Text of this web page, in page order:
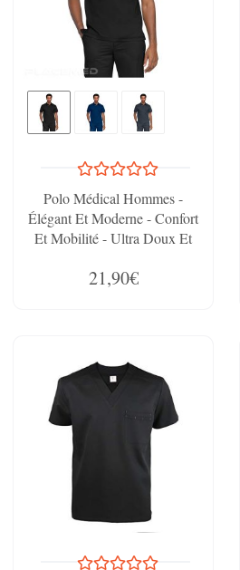
Polo Médical Hommes -
Élégant Et Moderne - Confort
Et Mobilité - Ultra Doux Et
21,90€